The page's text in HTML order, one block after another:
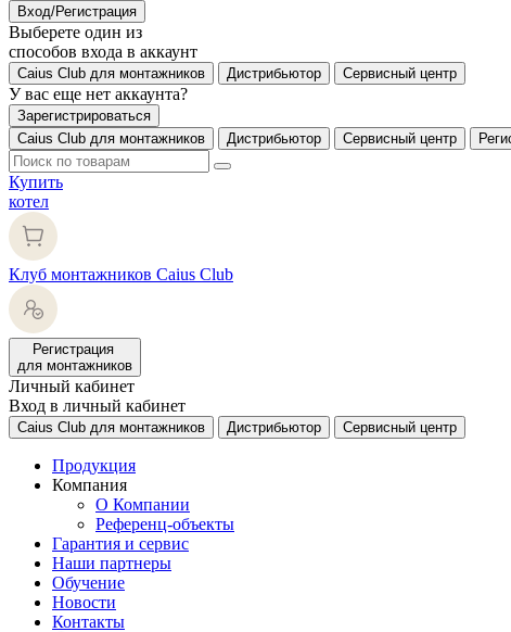
Вход/Регистрация
Выберете один из
способов входа в аккаунт
Caius Club для монтажников Дистрибьютор Сервисный центр
У вас еще нет аккаунта?
Зарегистрироваться
Caius Club для монтажников
Дистрибьютор Сервисный центр
Купить
котел
Клуб монтажников Caius Club
Регистрация
для монтажников
Личный кабинет
Вход в личный кабинет
Caius Club для монтажников Дистрибьютор Сервисный центр
Продукция
Компания
О Компании
Референц-объекты
Гарантия и сервис
Наши партнеры
Обучение
Новости
Контакты